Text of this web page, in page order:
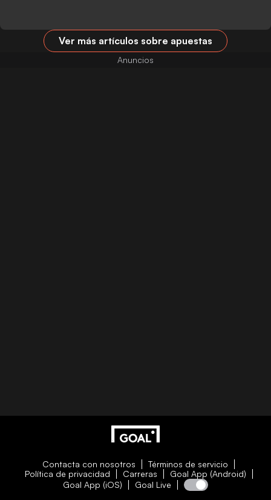
Ver más artículos sobre apuestas
Contacta con nosotros
Términos de servicio
Política de privacidad
Carreras
Goal App (Android)
Goal App (iOS)
Goal Live